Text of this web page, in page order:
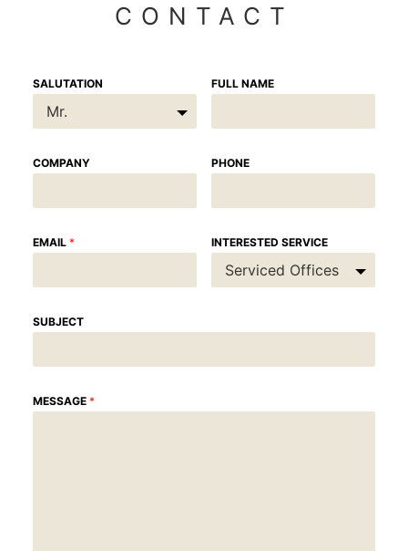
CONTACT
SALUTATION FULL NAME
COMPANY PHONE
EMAIL * INTERESTED SERVICE
SUBJECT
MESSAGE *